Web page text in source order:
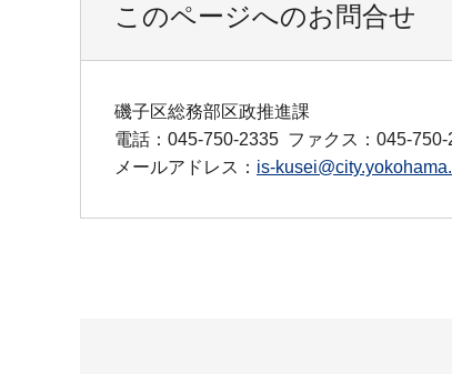
このページへのお問合せ
磯子区総務部区政推進課
電話：045-750-2335 ファクス：045-750-
メールアドレス： is-